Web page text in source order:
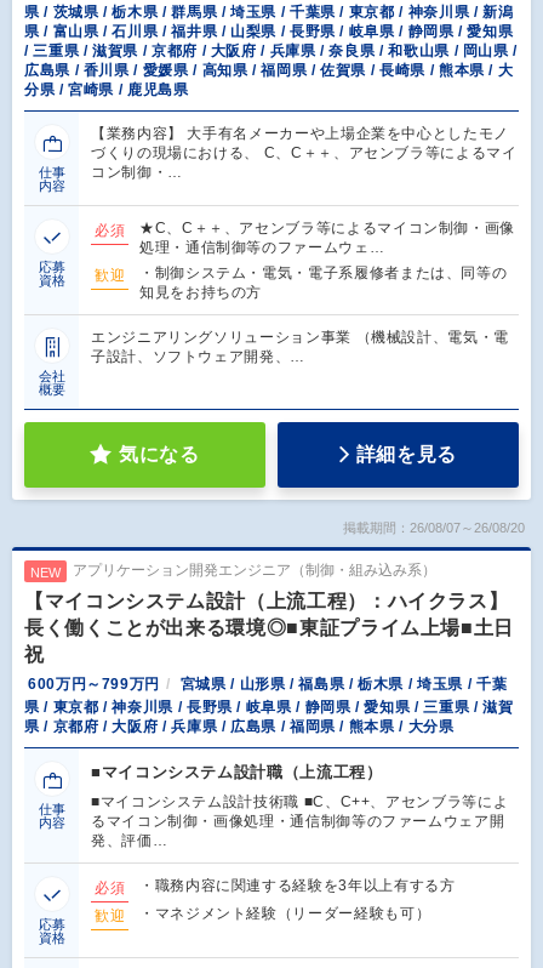
県 / 茨城県 / 栃木県 / 群馬県 / 埼玉県 / 千葉県 / 東京都 / 神奈川県 / 新潟
県 / 富山県 / 石川県 / 福井県 / 山梨県 / 長野県 / 岐阜県 / 静岡県 / 愛知県
/ 三重県 / 滋賀県 / 京都府 / 大阪府 / 兵庫県 / 奈良県 / 和歌山県 / 岡山県 /
広島県 / 香川県 / 愛媛県 / 高知県 / 福岡県 / 佐賀県 / 長崎県 / 熊本県 / 大
分県 / 宮崎県 / 鹿児島県
仕事
内容
【業務内容】 大手有名メーカーや上場企業を中心としたモノ
づくりの現場における、 C、C＋＋、アセンブラ等によるマイ
コン制御・…
応募
資格
必須
★C、C＋＋、アセンブラ等によるマイコン制御・画像
処理・通信制御等のファームウェ…
歓迎
・制御システム・電気・電子系履修者または、同等の
知見をお持ちの方
会社
概要
エンジニアリングソリューション事業 （機械設計、電気・電
子設計、ソフトウェア開発、…
気になる 詳細を見る
掲載期間：26/08/07～26/08/20
NEW アプリケーション開発エンジニア（制御・組み込み系）
【マイコンシステム設計（上流工程）：ハイクラス】
長く働くことが出来る環境◎■東証プライム上場■土日
祝
600万円～799万円
宮城県 / 山形県 / 福島県 / 栃木県 / 埼玉県 / 千葉
県 / 東京都 / 神奈川県 / 長野県 / 岐阜県 / 静岡県 / 愛知県 / 三重県 / 滋賀
県 / 京都府 / 大阪府 / 兵庫県 / 広島県 / 福岡県 / 熊本県 / 大分県
仕事
内容
■マイコンシステム設計職（上流工程）
■マイコンシステム設計技術職 ■C、C++、アセンブラ等によ
るマイコン制御・画像処理・通信制御等のファームウェア開
発、評価…
応募
資格
必須
・職務内容に関連する経験を3年以上有する方
歓迎
・マネジメント経験（リーダー経験も可）